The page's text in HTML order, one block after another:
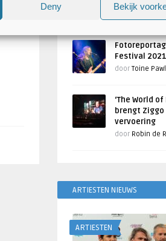
Deny Bekijk
Toine
Festival 2021
door Toine
‘The World
brengt Ziggo
vervoering
door Robin de
ARTIESTEN NIEUWS
ARTIESTEN